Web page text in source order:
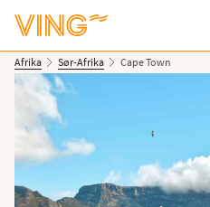
Afrika Sør-Afrika Cape Town